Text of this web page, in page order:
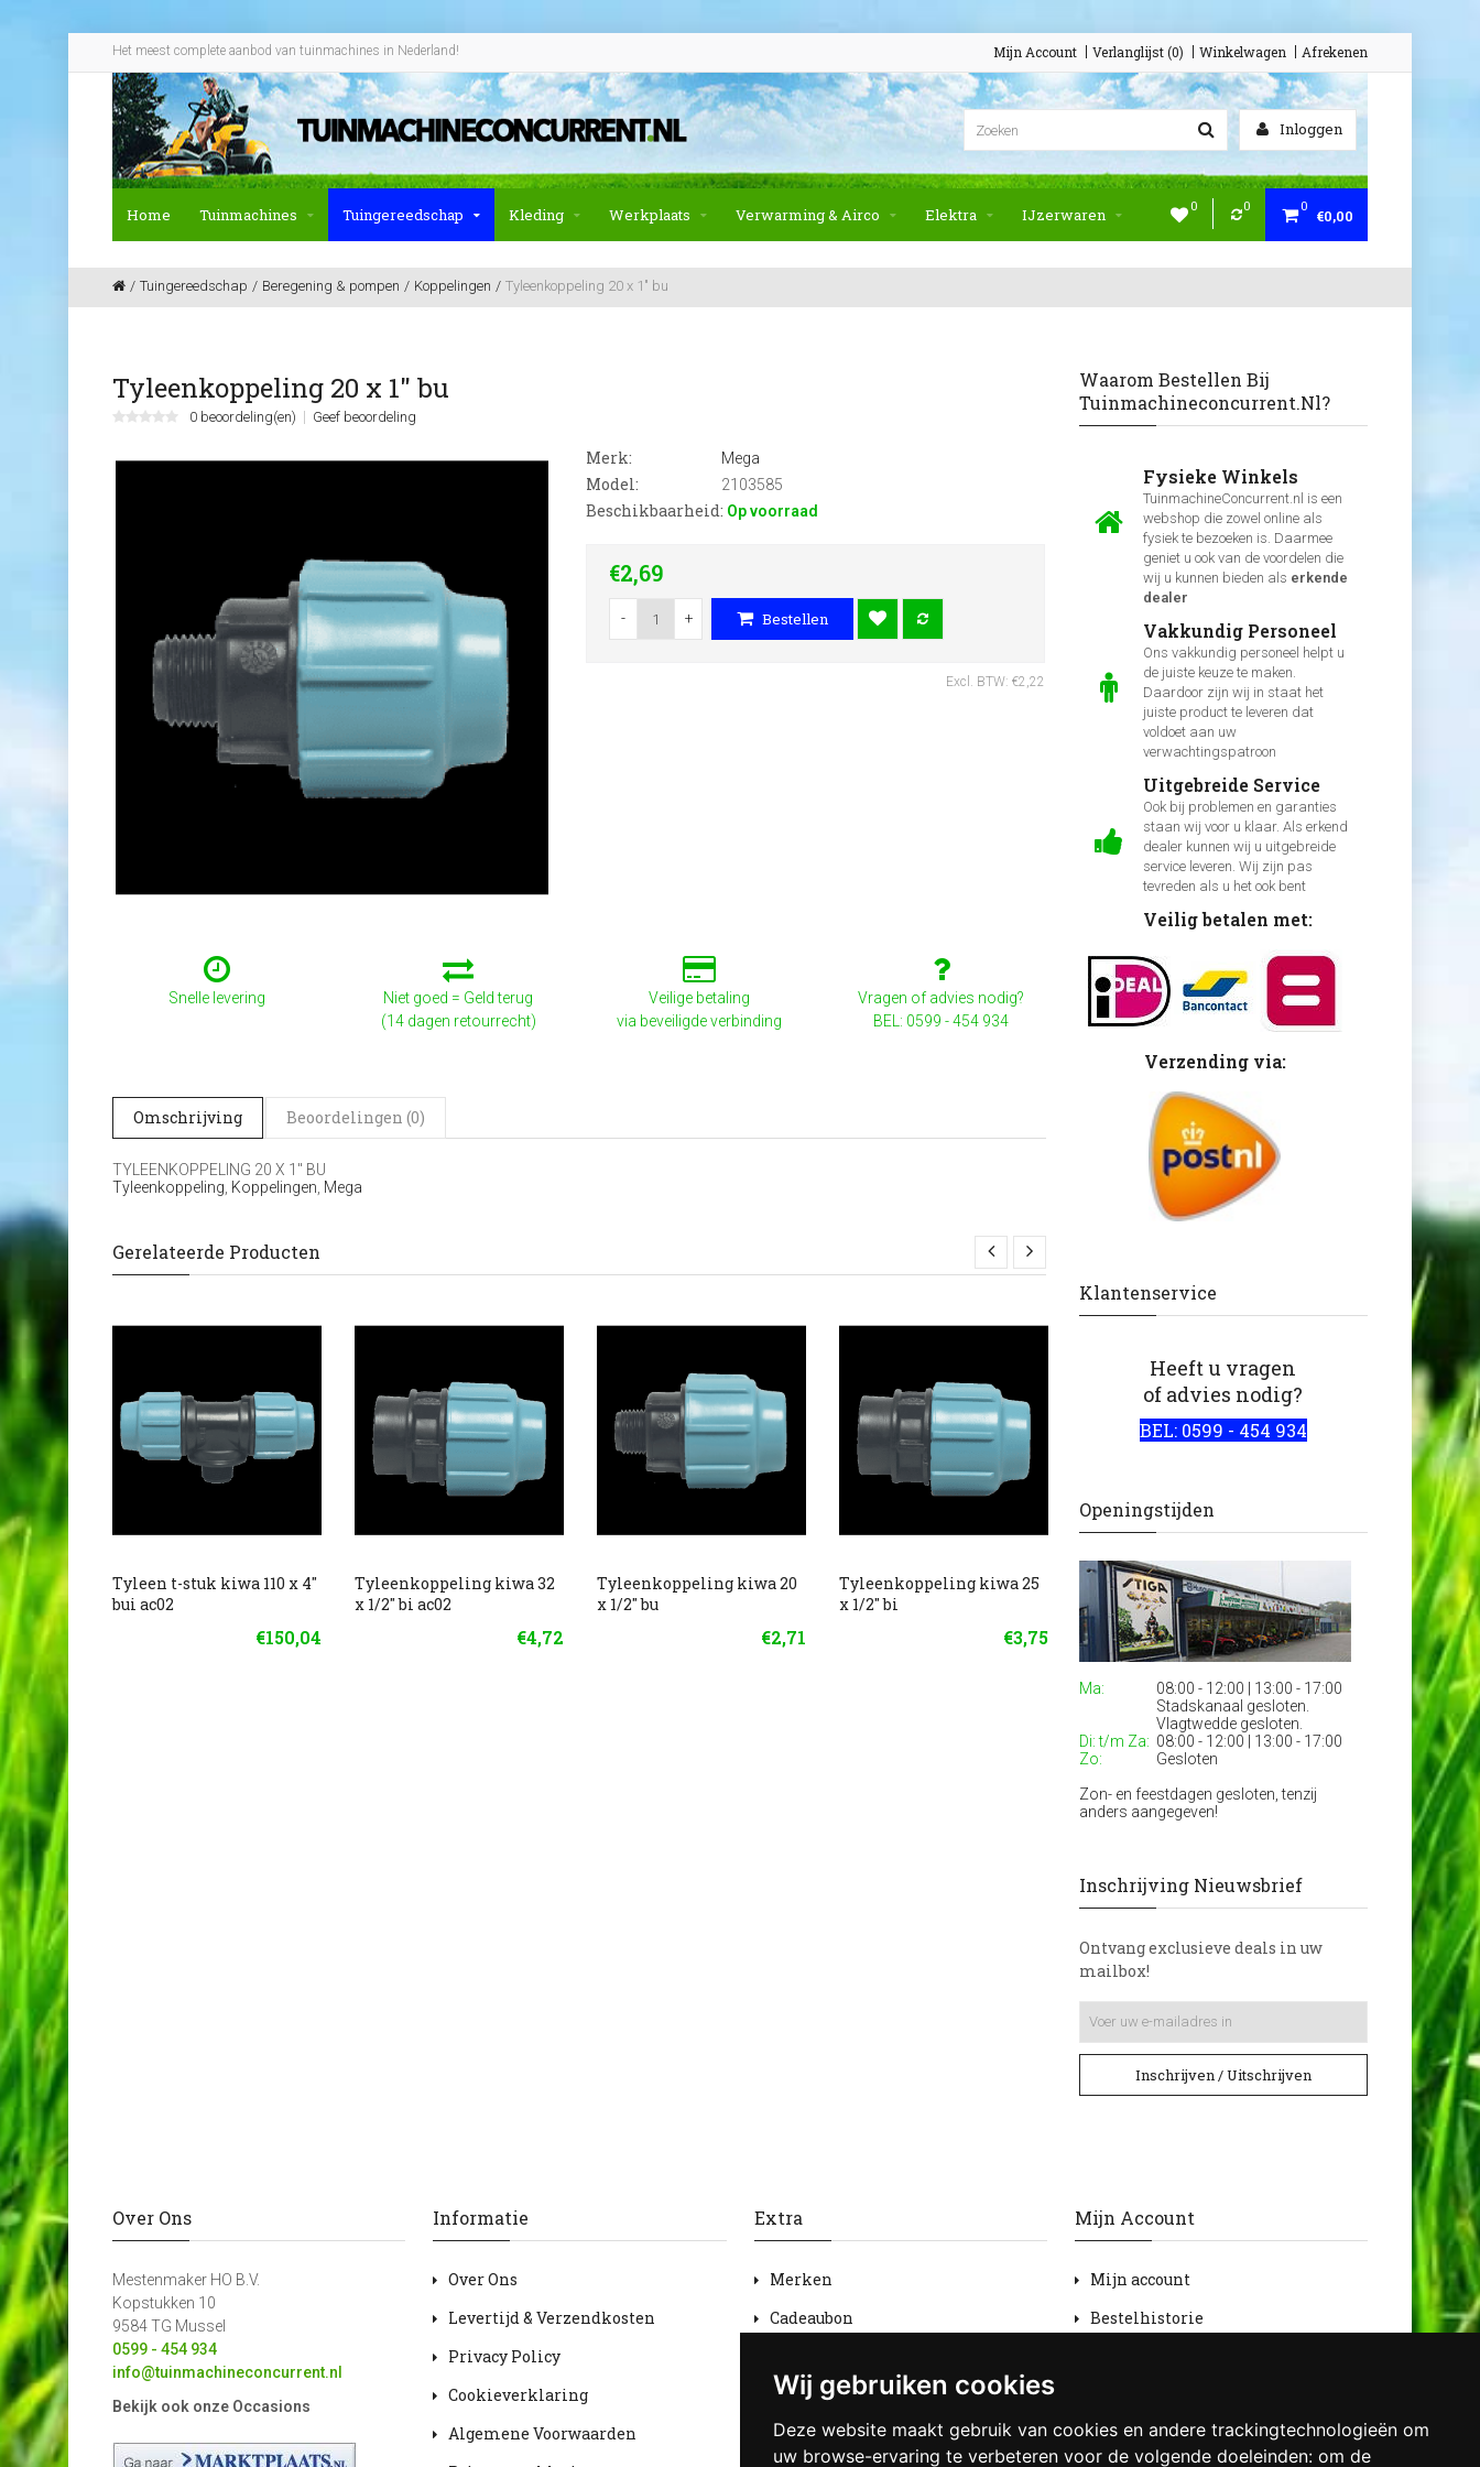
Wij gebruiken cookies
Deze website maakt gebruik van cookies en andere trackingtechnologieën om
uw browse-ervaring te verbeteren voor de volgende doeleinden: om de
Het meest complete aanbod van tuinmachines in Nederland! Mijn Account Verlanglijst (0) Winkelwagen Afrekenen
Inloggen
0 0 0
€0,00
Home Tuinmachines Tuingereedschap Kleding Werkplaats Verwarming & Airco Elektra IJzerwaren
Tuingereedschap Beregening & pompen Koppelingen Tyleenkoppeling 20 x 1" bu
Tyleenkoppeling 20 x 1" bu
0 beoordeling(en) Geef beoordeling
Merk: Mega
Model: 2103585
Beschikbaarheid: Op voorraad
€2,69
- + Bestellen
Excl. BTW: €2,22
Snelle levering
Niet goed = Geld terug
(14 dagen retourrecht)
Veilige betaling
via beveiligde verbinding
Vragen of advies nodig?
BEL: 0599 - 454 934
Omschrijving Beoordelingen (0)
TYLEENKOPPELING 20 X 1" BU
Tyleenkoppeling Koppelingen Mega
Gerelateerde Producten
Tyleen t-stuk kiwa 110 x 4"
bui ac02
€150,04
Tyleenkoppeling kiwa 32
x 1/2" bi ac02
€4,72
Tyleenkoppeling kiwa 20
x 1/2" bu
€2,71
Tyleenkoppeling kiwa 25
x 1/2" bi
€3,75
Tyleenknie kiwa 75 x 3" bi
€36,71
Tyleen t-stuk kiwa
bi
Waarom Bestellen Bij
Tuinmachineconcurrent.nl?
Fysieke Winkels
TuinmachineConcurrent.nl is een
webshop die zowel online als
fysiek te bezoeken is. Daarmee
geniet u ook van de voordelen die
wij u kunnen bieden als erkende
dealer
Vakkundig Personeel
Ons vakkundig personeel helpt u
de juiste keuze te maken.
Daardoor zijn wij in staat het
juiste product te leveren dat
voldoet aan uw
verwachtingspatroon
Uitgebreide Service
Ook bij problemen en garanties
staan wij voor u klaar. Als erkend
dealer kunnen wij u uitgebreide
service leveren. Wij zijn pas
tevreden als u het ook bent
Veilig betalen met:
Verzending via:
Klantenservice
Heeft u vragen
of advies nodig?
BEL: 0599 - 454 934
Openingstijden
Ma:
08:00 - 12:00 | 13:00 - 17:00
Stadskanaal gesloten.
Vlagtwedde gesloten.
Di: t/m Za: 08:00 - 12:00 | 13:00 - 17:00
Zo:
Gesloten
Zon- en feestdagen gesloten, tenzij
anders aangegeven!
Inschrijving Nieuwsbrief
Ontvang exclusieve deals in uw
mailbox!
Inschrijven / Uitschrijven
Over Ons
Mestenmaker HO B.V.
Kopstukken 10
9584 TG Mussel
0599 - 454 934
info@tuinmachineconcurrent.nl
Bekijk ook onze Occasions
Informatie
Over Ons
Levertijd & Verzendkosten
Privacy Policy
Cookieverklaring
Algemene Voorwaarden
Extra
Merken
Cadeaubon
Sitemap
Mijn Account
Mijn account
Bestelhistorie
Nieuwsbrief